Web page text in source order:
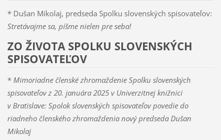
* Dušan Mikolaj, predseda Spolku slovenských spisovateľov:
Stretávajme sa, píšme nielen pre seba!
ZO ŽIVOTA SPOLKU SLOVENSKÝCH
SPISOVATEĽOV
* Mimoriadne členské zhromaždenie Spolku slovenských
spisovateľov z 20. januára 2025 v Univerzitnej knižnici
v Bratislave: Spolok slovenských spisovateľov povedie do
riadneho členského zhromaždenia nový predseda Dušan
Mikolaj